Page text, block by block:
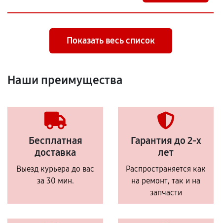
Показать весь список
Наши преимущества
Бесплатная
доставка
Выезд курьера до вас
за 30 мин.
Гарантия до 2-х
лет
Распространяется как
на ремонт, так и на
запчасти